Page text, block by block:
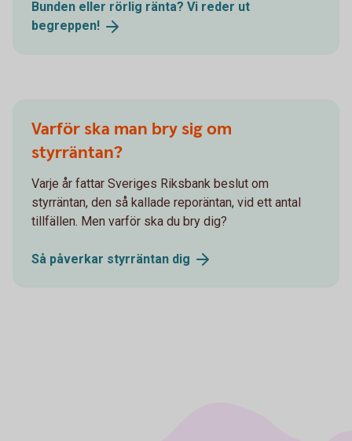
Bunden eller rörlig ränta? Vi reder ut
begreppen!
Varför ska man bry sig om
styrräntan?
Varje år fattar Sveriges Riksbank beslut om
styrräntan, den så kallade reporäntan, vid ett antal
tillfällen. Men varför ska du bry dig?
Så påverkar styrräntan dig